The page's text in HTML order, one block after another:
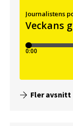
Fler avsnitt